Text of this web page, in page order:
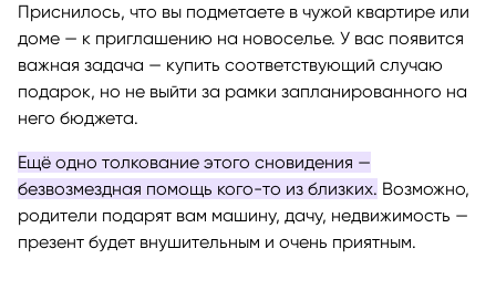
Приснилось, что вы подметаете в чужой квартире или
доме — к приглашению на новоселье. У вас появится
важная задача — купить соответствующий случаю
подарок, но не выйти за рамки запланированного на
него бюджета.
Ещё одно толкование этого сновидения —
безвозмездная помощь кого-то из близких. Возможно,
родители подарят вам машину, дачу, недвижимость —
презент будет внушительным и очень приятным.